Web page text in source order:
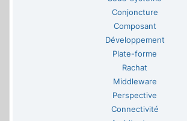
Conjoncture
Composant
Développement
Plate-forme
Rachat
Middleware
Perspective
Connectivité